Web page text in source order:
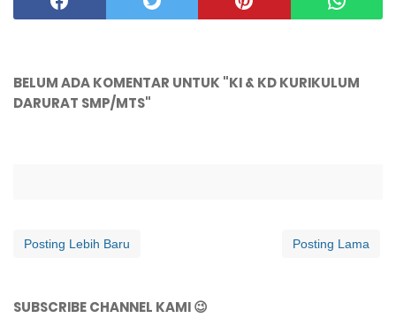
BELUM ADA KOMENTAR UNTUK "KI & KD KURIKULUM
DARURAT SMP/MTS"
Posting Lebih Baru Posting Lama
SUBSCRIBE CHANNEL KAMI 😉